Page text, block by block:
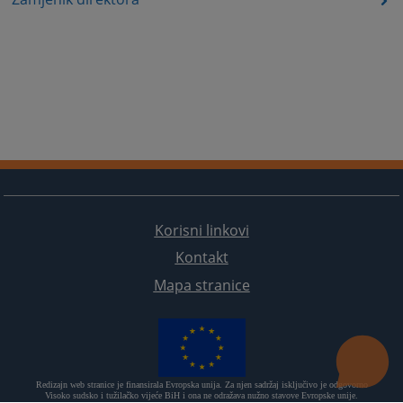
Korisni linkovi
Kontakt
Mapa stranice
Redizajn web stranice je finansirala Evropska unija. Za njen sadržaj isključivo je odgovorno
Visoko sudsko i tužilačko vijeće BiH i ona ne odražava nužno stavove Evropske unije.